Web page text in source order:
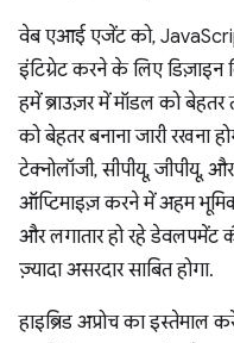
वेब एआई एजेंट को,
इंटिग्रेट करने के लिए
हमें ब्राउज़र में मॉडल को
को बेहतर बनाना जारी रखना
टेक्नोलॉजी, सीपीयू, जीपीयू,
ऑप्टिमाइज़ करने में अहम
और लगातार हो रहे
ज़्यादा असरदार साबित होगा.
हाइब्रिड अप्रोच का इस्तेमाल